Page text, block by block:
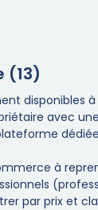
(13)
disponibles
avec
à
par prix et